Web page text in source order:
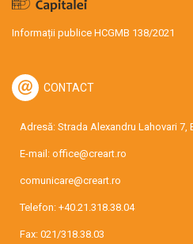
Informații publice HCGMB 138/2021
CONTACT
Adresă: Strada Alexandru Lahovari 7,
E-mail: office@creart.ro
comunicare@creart.ro
Telefon: +40.21.318.38.04
Fax: 021/318.38.03